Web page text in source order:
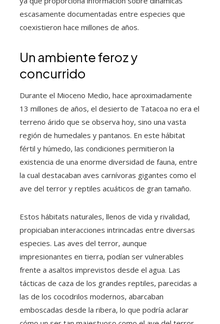
escasamente documentadas entre especies que
coexistieron hace millones de años.
Un ambiente feroz y
concurrido
Durante el Mioceno Medio, hace aproximadamente
13 millones de años, el desierto de Tatacoa no era el
terreno árido que se observa hoy, sino una vasta
región de humedales y pantanos. En este hábitat
fértil y húmedo, las condiciones permitieron la
existencia de una enorme diversidad de fauna, entre
la cual destacaban aves carnívoras gigantes como el
ave del terror y reptiles acuáticos de gran tamaño.
Estos hábitats naturales, llenos de vida y rivalidad,
propiciaban interacciones intrincadas entre diversas
especies. Las aves del terror, aunque
impresionantes en tierra, podían ser vulnerables
frente a asaltos imprevistos desde el agua. Las
tácticas de caza de los grandes reptiles, parecidas a
las de los cocodrilos modernos, abarcaban
emboscadas desde la ribera, lo que podría aclarar